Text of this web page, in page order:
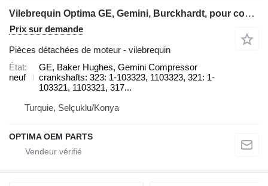
Vilebrequin Optima GE, Gemini, Burckhardt, pour compresseur
Prix sur demande
Pièces détachées de moteur - vilebrequin
État
neuf
GE, Baker Hughes, Gemini Compressor
crankshafts: 323: 1-103323, 1103323, 321: 1-
103321, 1103321, 317...
Turquie, Selçuklu/Konya
OPTIMA OEM PARTS